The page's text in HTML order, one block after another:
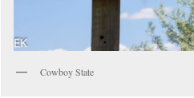
Cowboy State